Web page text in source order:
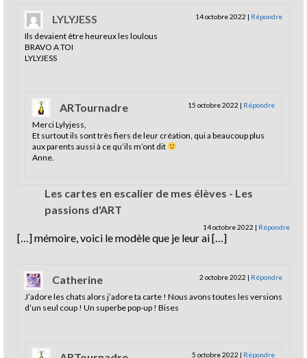
LYLYJESS 14 octobre 2022 | Répondre
Ils devaient être heureux les loulous
BRAVO A TOI
LYLYJESS
ARTournadre 15 octobre 2022 | Répondre
Merci Lylyjess,
Et surtout ils sont très fiers de leur création, qui a beaucoup plus
aux parents aussi à ce qu’ils m’ont dit
Anne.
Les cartes en escalier de mes élèves - Les
passions d'ART
14 octobre 2022 | Répondre
[…] mémoire, voici le modèle que je leur ai […]
Catherine 2 octobre 2022 | Répondre
J’adore les chats alors j’adore ta carte ! Nous avons toutes les versions
d’un seul coup ! Un superbe pop-up ! Bises
5 octobre 2022 | Répondre